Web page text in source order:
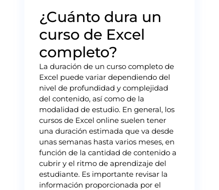
¿Cuánto dura un
curso de Excel
completo?
La duración de un curso completo de
Excel puede variar dependiendo del
nivel de profundidad y complejidad
del contenido, así como de la
modalidad de estudio. En general, los
cursos de Excel online suelen tener
una duración estimada que va desde
unas semanas hasta varios meses, en
función de la cantidad de contenido a
cubrir y el ritmo de aprendizaje del
estudiante. Es importante revisar la
información proporcionada por el